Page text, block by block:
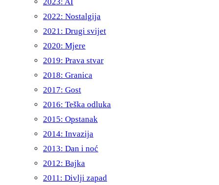
2022: Nostalgija
2021: Drugi svijet
2020: Mjere
2019: Prava stvar
2018: Granica
2017: Gost
2016: Teška odluka
2015: Opstanak
2014: Invazija
2013: Dan i noć
2012: Bajka
2011: Divlji zapad